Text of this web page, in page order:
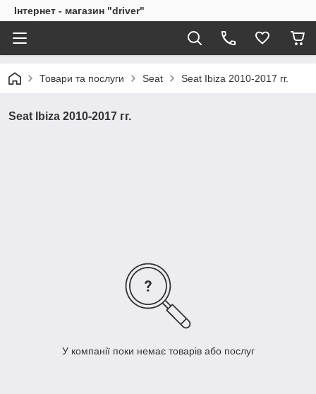
Інтернет - магазин "driver"
Товари та послуги Seat Seat Ibiza 2010-2017 гг.
Seat Ibiza 2010-2017 гг.
У компанії поки немає товарів або послуг